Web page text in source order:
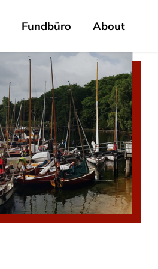
Fundbüro About